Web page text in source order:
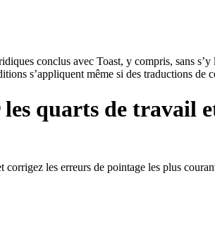
conclus avec Toast, y compris, sans
s’appliquent même si des traductions de
quarts de travail
les erreurs de pointage les plus